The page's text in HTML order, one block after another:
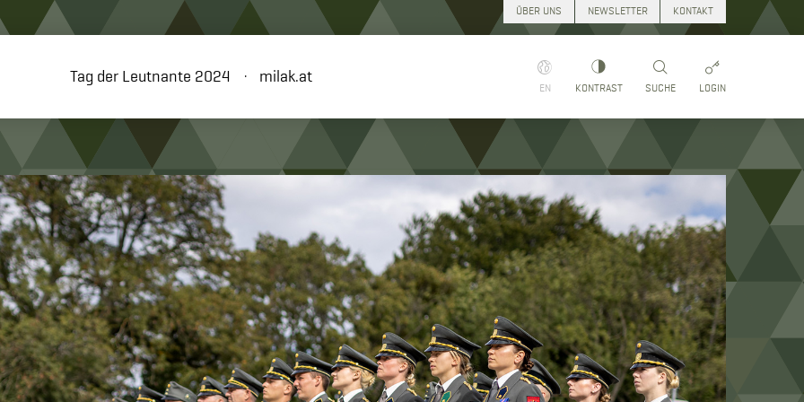
Tag der Leutnante 2024 milak.at
EN KONTRAST SUCHE LOGIN
ÜBER UNS NEWSLETTER KONTAKT
Suchen